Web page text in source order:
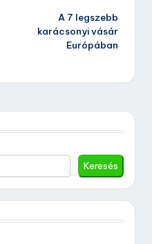
A 7 legszebb
karácsonyi vásár
Európában
Keresés